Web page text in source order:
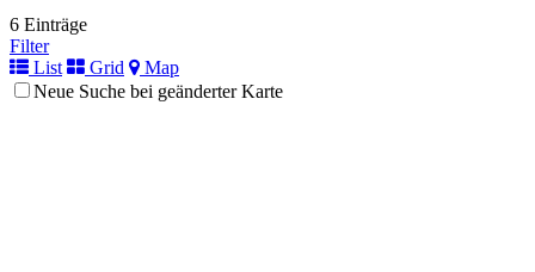
6 Einträge
Filter
List
Grid
Map
Neue Suche bei geänderter Karte